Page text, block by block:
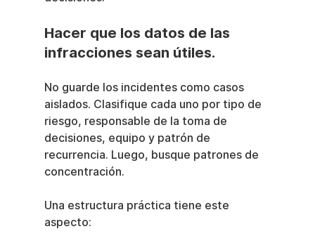
Hacer que los datos de las
infracciones sean útiles.
No guarde los incidentes como casos
aislados. Clasifique cada uno por tipo de
riesgo, responsable de la toma de
decisiones, equipo y patrón de
recurrencia. Luego, busque patrones de
concentración.
Una estructura práctica tiene este
aspecto: